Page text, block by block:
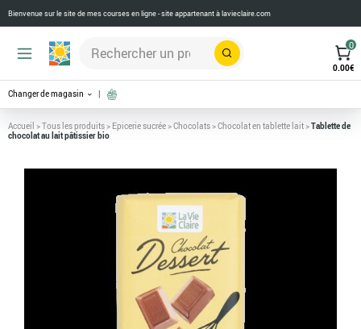
Bienvenue sur le site de mes courses en ligne - site appartenant àlavieclaire.com
Rechercher
0
0.00€
Changer de magasin
Accueil >Tous les produits> Epicerie sucrée>Chocolats>Chocolat en tablette lait>Tablette de
chocolat au lait pâtissier bio